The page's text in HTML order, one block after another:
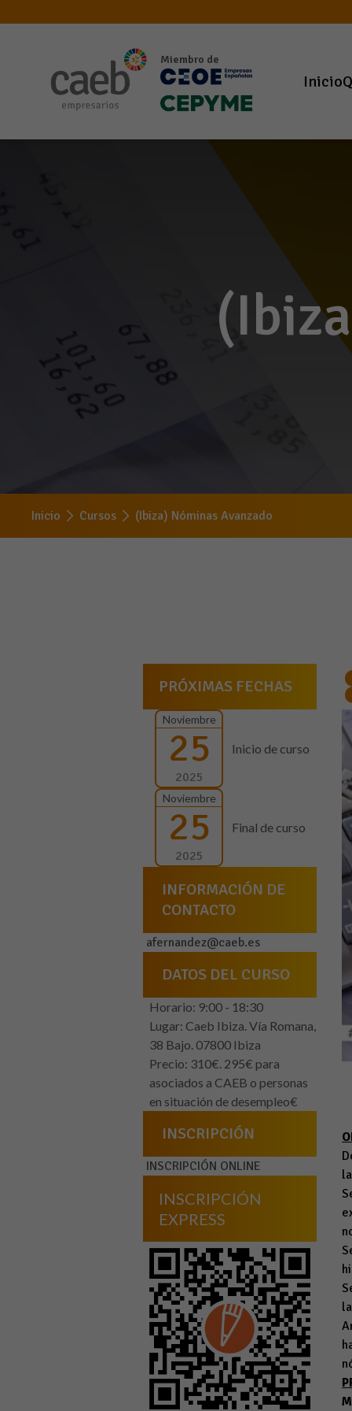
Miembro de
Inicio
Inicio Cursos (Ibiza) Nóminas Avanzado
PRÓXIMAS FECHAS
Noviembre
25
2025
Inicio de curso
Noviembre
25
2025
Final de curso
INFORMACIÓN DE
CONTACTO
afernandez@caeb.es
DATOS DEL CURSO
Horario: 9:00 - 18:30
Lugar: Caeb Ibiza. Vía Romana,
38 Bajo. 07800 Ibiza
Precio: 310€. 295€ para
asociados a CAEB o personas
en situación de desempleo€
INSCRIPCIÓN
INSCRIPCIÓN ONLINE
INSCRIPCIÓN
EXPRESS